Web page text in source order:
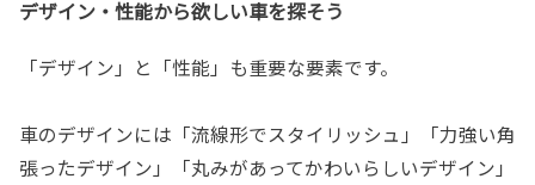
デザイン・性能から欲しい車を探そう
「デザイン」と「性能」も重要な要素です。
車のデザインには「流線形でスタイリッシュ」「力強い角
張ったデザイン」「丸みがあってかわいらしいデザイン」